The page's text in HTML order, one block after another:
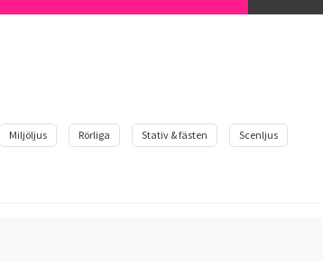
Miljöljus Rörliga Stativ & fästen Scenljus